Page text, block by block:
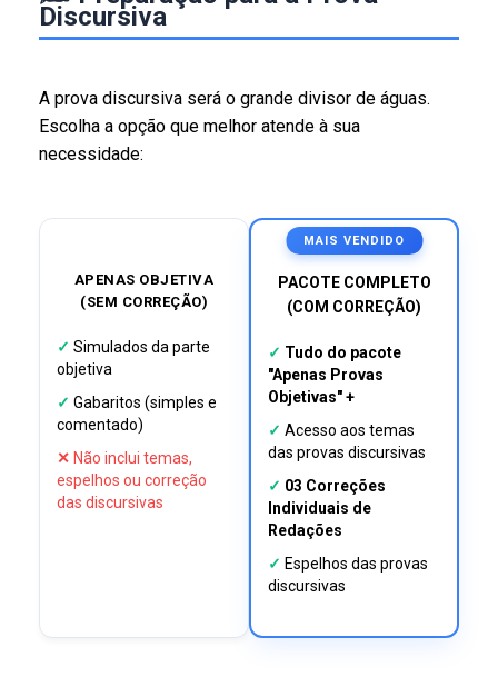
Discursiva
A prova discursiva será o grande divisor de águas.
Escolha a opção que melhor atende à sua
necessidade:
APENAS OBJETIVA
(SEM CORREÇÃO)
✓ Simulados da parte
objetiva
✓ Gabaritos (simples e
comentado)
✕ Não inclui temas,
espelhos ou correção
das discursivas
MAIS VENDIDO
PACOTE COMPLETO
(COM CORREÇÃO)
✓ Tudo do pacote
"Apenas Provas
Objetivas" +
✓ Acesso aos temas
das provas discursivas
✓ 03 Correções
Individuais de
Redações
✓ Espelhos das provas
discursivas